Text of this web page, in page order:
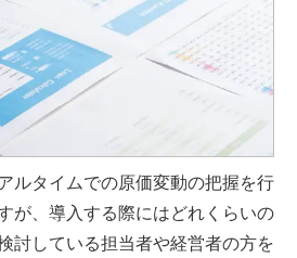
ルタイムでの原価変動の把握を行
が、導入する際にはどれくらいの
討している担当者や経営者の方を